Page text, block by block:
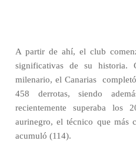
A partir de ahí, el club
significativas de su historia.
milenario, el Canarias
458 derrotas, siendo
recientemente superaba los
aurinegro, el técnico que más
acumuló (114).